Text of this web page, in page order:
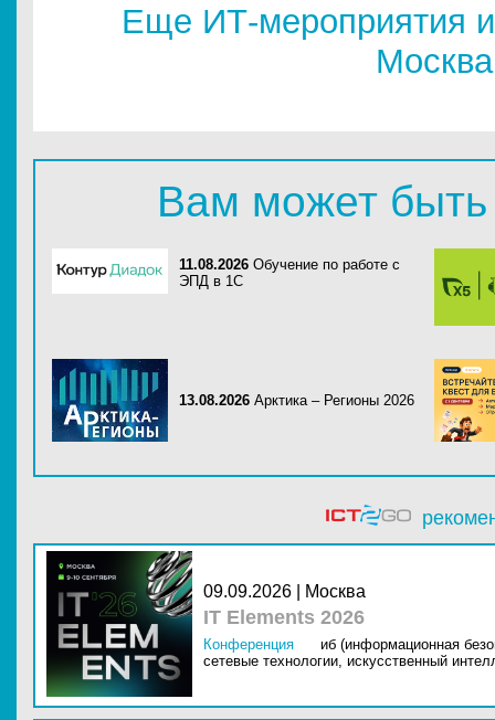
Еще ИТ-мероприятия
Москва
Вам может быть
11.08.2026 Обучение по работе с
ЭПД в 1С
13.08.2026 Арктика – Регионы 2026
09.09.2026 | Москва
IT Elements 2026
Конференция
иб (информационная
сетевые технологии, искусственный